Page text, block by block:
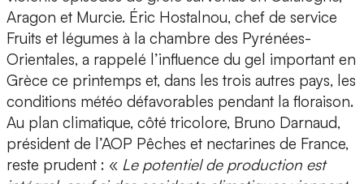
Aragon et Murcie. Éric Hostalnou, chef de service
Fruits et légumes à la chambre des Pyrénées-
Orientales, a rappelé l’influence du gel important en
Grèce ce printemps et, dans les trois autres pays, les
conditions météo défavorables pendant la floraison.
Au plan climatique, côté tricolore, Bruno Darnaud,
président de l’AOP Pêches et nectarines de France,
reste prudent : « Le potentiel de production est